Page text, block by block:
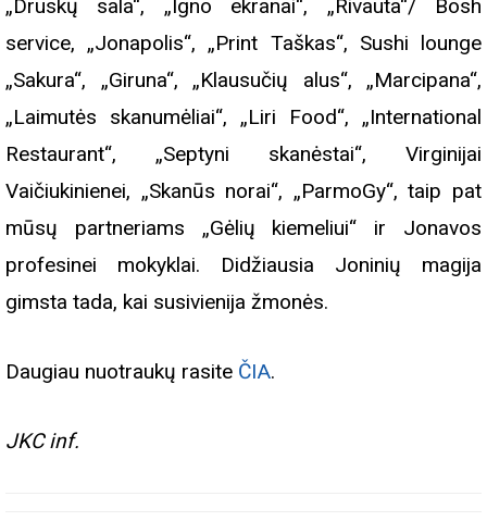
„Druskų sala“, „Igno ekranai“, „Rivauta“/ Bosh
service, „Jonapolis“, „Print Taškas“, Sushi lounge
„Sakura“, „Giruna“, „Klausučių alus“, „Marcipana“,
„Laimutės skanumėliai“, „Liri Food“, „International
Restaurant“, „Septyni skanėstai“, Virginijai
Vaičiukinienei, „Skanūs norai“, „ParmoGy“, taip pat
mūsų partneriams „Gėlių kiemeliui“ ir Jonavos
profesinei mokyklai. Didžiausia Joninių magija
gimsta tada, kai susivienija žmonės.
Daugiau nuotraukų rasite ČIA.
JKC inf.